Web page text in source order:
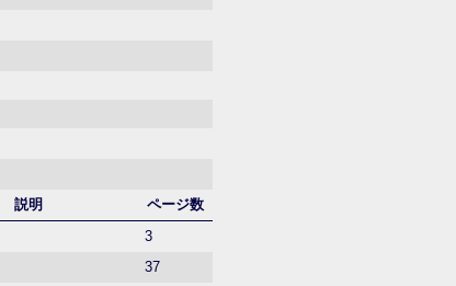
説明
ページ数
3
37